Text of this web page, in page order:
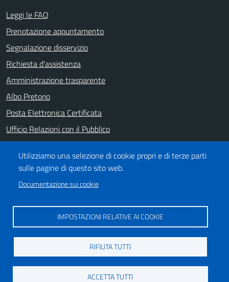
Utilizziamo una selezione di cookie propri e di terze parti
sulle pagine di questo sito web.
Documentazione sui cookie
IMPOSTAZIONI RELATIVE AI COOKIE
RIFIUTA TUTTI
ACCETTA TUTTI
Leggi le FAQ
Prenotazione appuntamento
Segnalazione disservizio
Richiesta d'assistenza
Amministrazione trasparente
Albo Pretorio
Posta Elettronica Certificata
Ufficio Relazioni con il Pubblico
Note legali
Informativa privacy